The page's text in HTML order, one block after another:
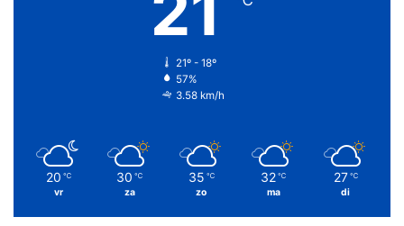
21º - 18º
57%
3.58 km/h
20 ℃
vr
30 ℃
za
35 ℃
zo
32 ℃
ma
27 ℃
di